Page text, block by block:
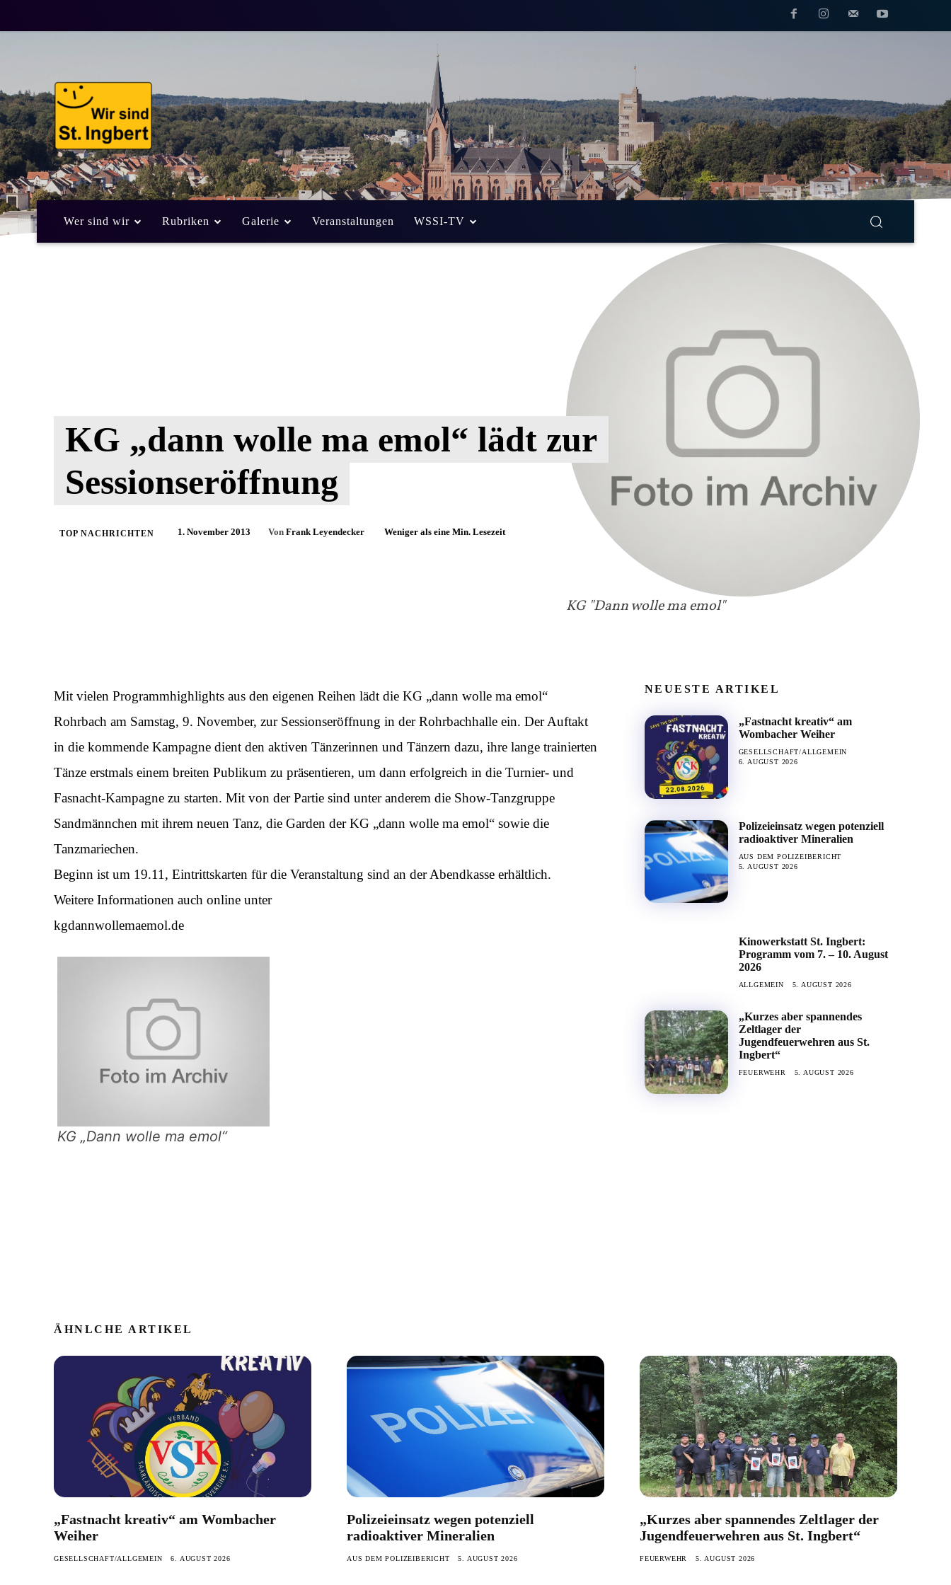
Wer sind wir Rubriken Galerie Veranstaltungen WSSI-TV
KG "Dann wolle ma emol"
KG „dann wolle ma emol“ lädt zur
Sessionseröffnung
TOP NACHRICHTEN 1. November 2013 Von Frank Leyendecker Weniger als eine Min. Lesezeit
Mit vielen Programmhighlights aus den eigenen Reihen lädt die KG „dann wolle ma emol“
Rohrbach am Samstag, 9. November, zur Sessionseröffnung in der Rohrbachhalle ein. Der Auftakt
in die kommende Kampagne dient den aktiven Tänzerinnen und Tänzern dazu, ihre lange trainierten
Tänze erstmals einem breiten Publikum zu präsentieren, um dann erfolgreich in die Turnier- und
Fasnacht-Kampagne zu starten. Mit von der Partie sind unter anderem die Show-Tanzgruppe
Sandmännchen mit ihrem neuen Tanz, die Garden der KG „dann wolle ma emol“ sowie die
Tanzmariechen.
Beginn ist um 19.11, Eintrittskarten für die Veranstaltung sind an der Abendkasse erhältlich.
Weitere Informationen auch online unter
kgdannwollemaemol.de
KG „Dann wolle ma emol“
NEUESTE ARTIKEL
„Fastnacht kreativ“ am
Wombacher Weiher
GESELLSCHAFT/ALLGEMEIN
6. AUGUST 2026
Polizeieinsatz wegen potenziell
radioaktiver Mineralien
AUS DEM POLIZEIBERICHT
5. AUGUST 2026
Kinowerkstatt St. Ingbert:
Programm vom 7. – 10. August
2026
ALLGEMEIN 5. AUGUST 2026
„Kurzes aber spannendes
Zeltlager der
Jugendfeuerwehren aus St.
Ingbert“
FEUERWEHR 5. AUGUST 2026
ÄHNLCHE ARTIKEL
„Fastnacht kreativ“ am Wombacher
Weiher
GESELLSCHAFT/ALLGEMEIN 6. AUGUST 2026
Polizeieinsatz wegen potenziell
radioaktiver Mineralien
AUS DEM POLIZEIBERICHT 5. AUGUST 2026
„Kurzes aber spannendes Zeltlager der
Jugendfeuerwehren aus St. Ingbert“
FEUERWEHR 5. AUGUST 2026